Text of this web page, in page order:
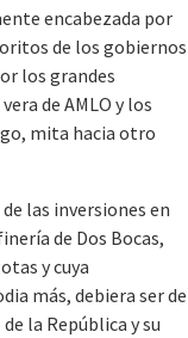
encabezada por
de los gobiernos
los grandes
de AMLO y los
mita hacia otro
las inversiones en
de Dos Bocas,
y cuya
más, debiera ser de
la República y su